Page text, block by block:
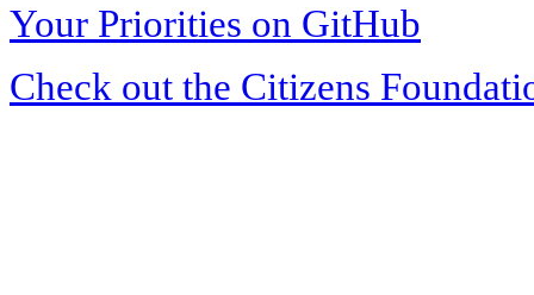
Your Priorities on GitHub
Check out the Citizens